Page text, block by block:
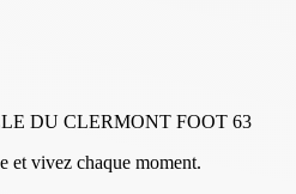
DU CLERMONT FOOT 63
et vivez chaque moment.